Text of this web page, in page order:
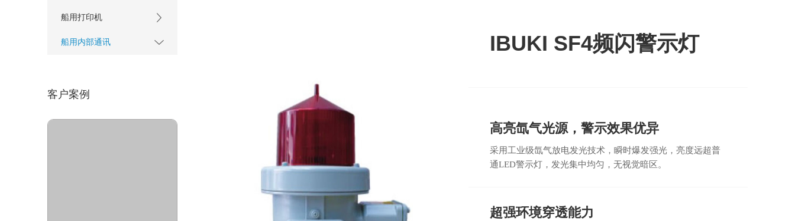
IBUKI SF4频闪警示灯
高亮氙气光源，警示效果优异
采用工业级氙气放电发光技术，瞬时爆发强光，亮度远超普
通LED警示灯，发光集中均匀，无视觉暗区。
超强环境穿透能力
船用打印机
船用内部通讯
客户案例